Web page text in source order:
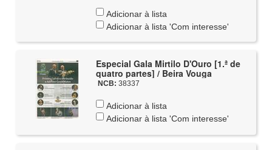
Adicionar à lista
Adicionar à lista 'Com interesse'
Especial Gala Mirtilo D'Ouro [1.ª de
quatro partes] / Beira Vouga
NCB: 38337
Adicionar à lista
Adicionar à lista 'Com interesse'